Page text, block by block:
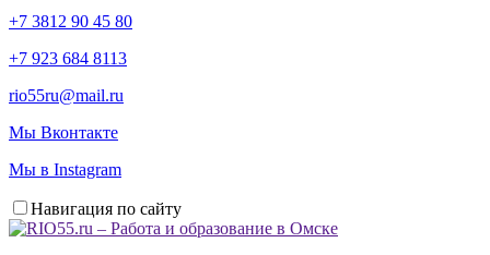
+7 3812 90 45 80
+7 923 684 8113
rio55ru@mail.ru
Мы Вконтакте
Мы в Instagram
Навигация по сайту